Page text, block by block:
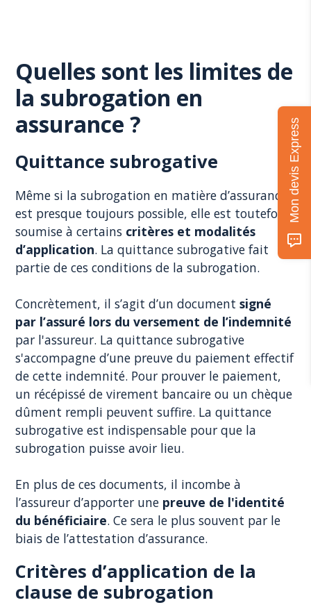
Quelles sont les limites de
la subrogation en
assurance ?
Quittance subrogative
Même si la subrogation en matière d’assurance
est presque toujours possible, elle est toutefois
soumise à certains critères et modalités
d’application. La quittance subrogative fait
partie de ces conditions de la subrogation.
Concrètement, il s’agit d’un documentsigné
par l’assuré lors du versement de l’indemnité
par l'assureur. La quittance subrogative
s'accompagne d’une preuve du paiement effectif
de cette indemnité. Pour prouver le paiement,
un récépissé de virement bancaire ou un chèque
dûment rempli peuvent suffire. La quittance
subrogative est indispensable pour que la
subrogation puisse avoir lieu.
En plus de ces documents, il incombe à
l’assureur d’apporter une preuve de l'identité
du bénéficiaire. Ce sera le plus souvent par le
biais de l’attestation d’assurance.
Critères d’application de la
clause de subrogation
Mon devis Express